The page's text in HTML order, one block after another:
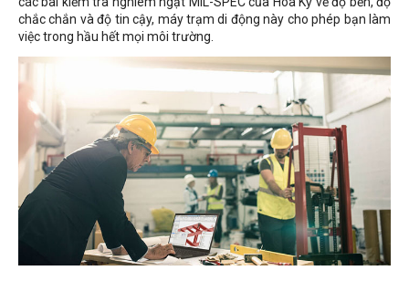
chắc chắn và độ tin cậy, máy trạm di động này cho phép bạn làm
việc trong hầu hết mọi môi trường.